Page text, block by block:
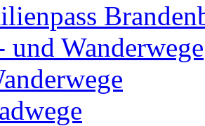
und Wanderwege